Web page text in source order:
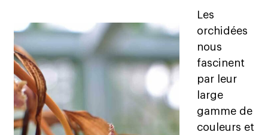
Les
orchidées
nous
fascinent
par leur
large
gamme de
couleurs et